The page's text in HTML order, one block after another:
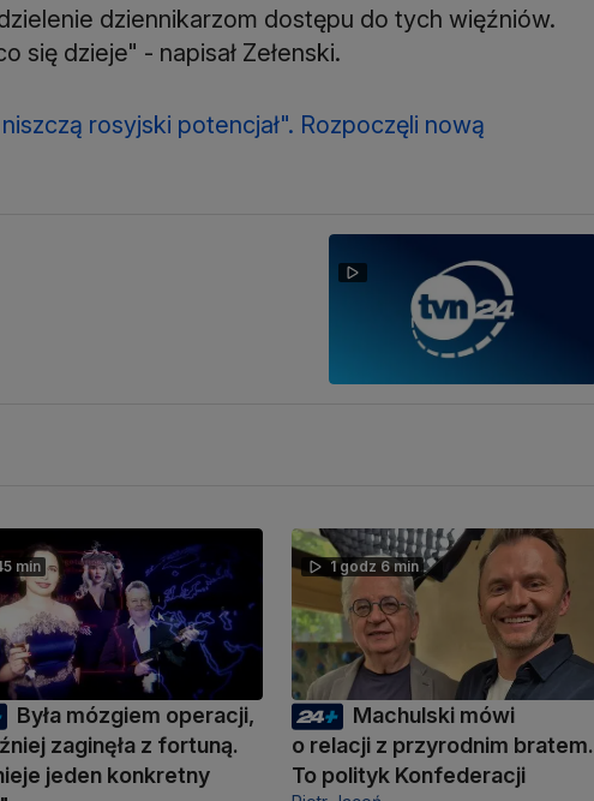
dziennikarzom dostępu do tych więźniów.
się dzieje" - napisał Zełenski.
rosyjski potencjał". Rozpoczęli nową
min
Była mózgiem operacji,
zaginęła z fortuną.
jeden konkretny
1 godz 6 min
Machulski mówi
o relacji z przyrodnim bratem.
To polityk Konfederacji